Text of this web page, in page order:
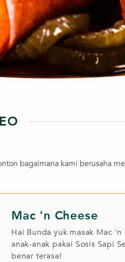
bagaimana kami berusaha
Mac 'n Cheese
Hai Bunda yuk masak Mac
anak-anak pakai Sosis Sapi
benar terasa!